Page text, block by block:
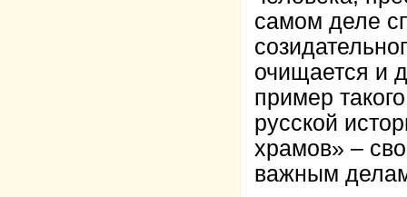
самом деле
очищается и
пример
русской
храмов» –
важным